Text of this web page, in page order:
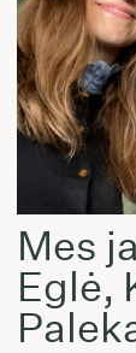
Mes
Eglė,